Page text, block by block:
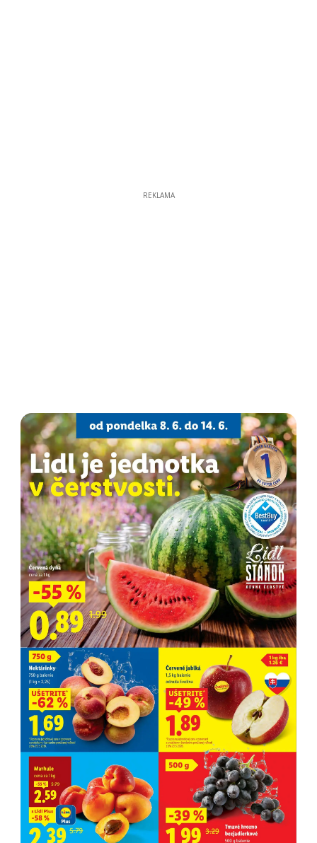
REKLAMA